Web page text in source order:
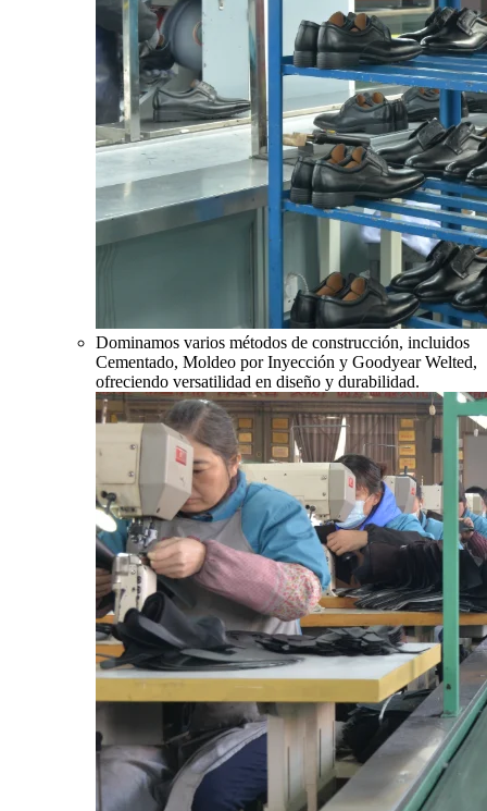
Dominamos varios métodos de construcción, incluidos
Cementado, Moldeo por Inyección y Goodyear Welted,
ofreciendo versatilidad en diseño y durabilidad.